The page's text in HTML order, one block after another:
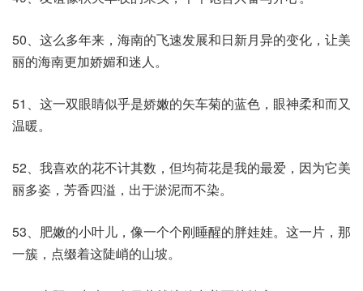
50、这么多年来，海南的飞速发展和日新月异的变化，让美
丽的海南更加娇媚和迷人。
51、这一双眼睛似乎是娇嫩的矢车菊的蓝色，眼神柔和而又
温暖。
52、我喜欢的花不计其数，但均荷花是我的最爱，因为它美
丽多姿，芳香四溢，出于淤泥而不染。
53、肥嫩的小叶儿，像一个个刚睡醒的胖娃娃。这一片，那
一簇，点缀着这陡峭的山坡。